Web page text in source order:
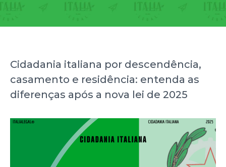
Cidadania italiana por descendência,
casamento e residência: entenda as
diferenças após a nova lei de 2025